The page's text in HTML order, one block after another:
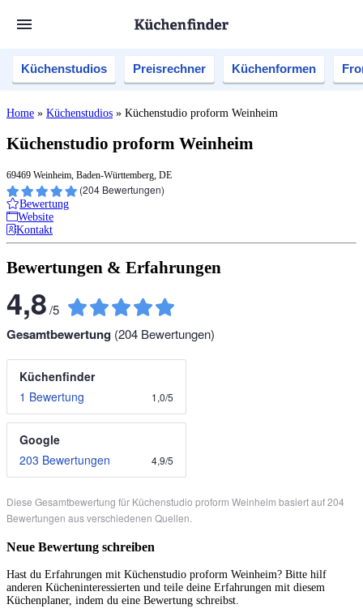
Küchenstudios Preisrechner Küchenformen
Home » Küchenstudios » Küchenstudio proform Weinheim
Küchenstudio proform Weinheim
69469 Weinheim, Baden-Württemberg, DE
(204 Bewertungen)
Bewertung
Website
Kontakt
Bewertungen & Erfahrungen
4,8/5
Gesamtbewertung (204 Bewertungen)
Küchenfinder
1 Bewertung
1,0/5
Google
203 Bewertungen
4,9/5
Diese Gesamtbewertung für Küchenstudio proform Weinheim basiert auf 204
Bewertungen aus verschiedenen Quellen.
Neue Bewertung schreiben
Hast du Erfahrungen mit Küchenstudio proform Weinheim? Bitte hilf
anderen Kücheninteressierten und teile deine Erfahrungen mit diesem
Küchenplaner, indem du eine Bewertung schreibst.